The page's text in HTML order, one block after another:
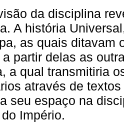
da disciplina
A história
as quais ditavam
partir delas as
a qual transmitiria
através de
seu espaço na
Império.